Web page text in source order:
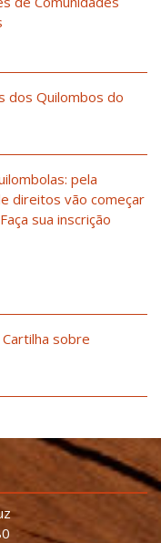
dos Quilombos do
pela
direitos vão começar
sua inscrição
sobre